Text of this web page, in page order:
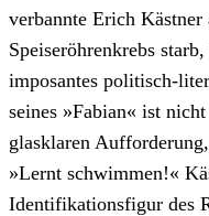
verbannte Erich
Speiseröhrenkrebs
imposantes politisch-
seines »Fabian« ist
glasklaren
»Lernt schwimmen!«
Identifikationsfigur des